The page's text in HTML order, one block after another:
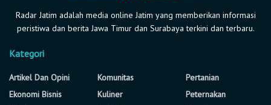
Radar Jatim adalah media online Jatim yang memberikan informasi
peristiwa dan berita Jawa Timur dan Surabaya terkini dan terbaru.
Kategori
Artikel Dan Opini
Ekonomi Bisnis
Komunitas
Kuliner
Pertanian
Peternakan